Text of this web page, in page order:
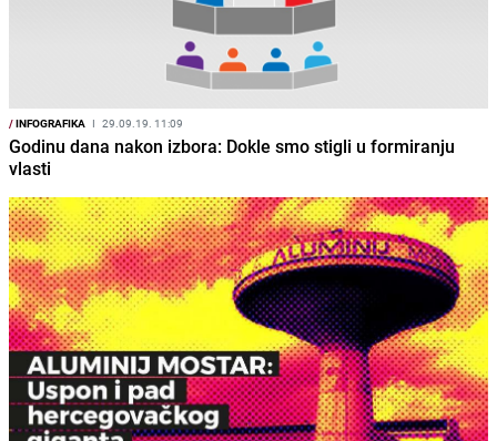
/INFOGRAFIKA I 29.09.19. 11:09
Godinu dana nakon izbora: Dokle smo stigli u formiranju
vlasti